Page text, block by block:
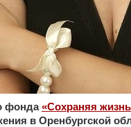
фонда«Сохраняя
в Оренбургской